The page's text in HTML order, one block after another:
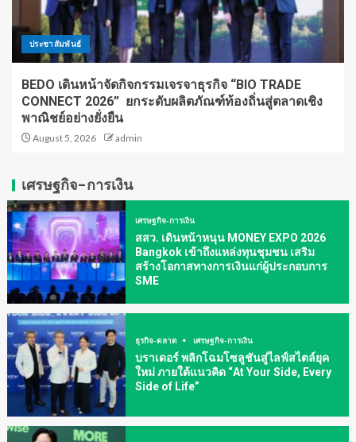
ประชาสัมพันธ์
BEDO เดินหน้าจัดกิจกรรมเจรจาธุรกิจ “BIO TRADE
CONNECT 2026” ยกระดับผลิตภัณฑ์ท้องถิ่นสู่ตลาดเชิง
พาณิชย์อย่างยั่งยืน
August 5, 2026 admin
เศรษฐกิจ-การเงิน
เศรษฐกิจ-การเงิน
สสว. เดินหน้าหนุน MONEY EXPO 2026
Bangkok เข้าถึงแหล่งทุนชุมชน เสริม
สร้างโอกาสทางการเงินแก่ผู้ประกอบการ
SME
ธุรกิจ-ตลาด เศรษฐกิจ-การเงิน
บราเดอร์ พลิกโฉมโซลูชันสู่ไลฟ์สไตล์ยุค
ใหม่ ภายใต้แนวคิด “At Your Side, Every
Side of Life”